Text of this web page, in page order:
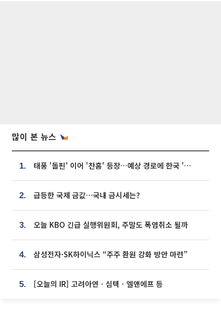
많이 본 뉴스
1. 태풍 '돌핀' 이어 '찬홈' 등장…예상 경로에 한국 '한숨'
2. 급등한 국제 금값…국내 금시세는?
3. 오늘 KBO 긴급 실행위원회, 주말도 폭염취소 될까
4. 삼성전자·SK하이닉스 “주주 환원 강화 방안 마련”
5. [오늘의 IR] 고려아연ㆍ심텍ㆍ엘앤에프 등